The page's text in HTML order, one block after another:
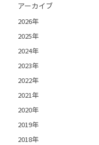
アーカイブ
2026年
2025年
2024年
2023年
2022年
2021年
2020年
2019年
2018年